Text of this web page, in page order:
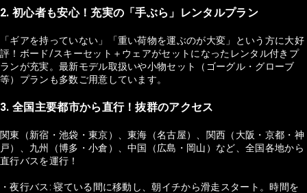
2. 初心者も安心！充実の「手ぶら」レンタルプラン
「ギアを持っていない」「重い荷物を運ぶのが大変」という方に大好
評！ボード/スキーセット＋ウェアがセットになったレンタル付きプ
ランが充実。最新モデル取扱いや小物セット（ゴーグル・グローブ
等）プランも多数ご用意しています。
3. 全国主要都市から直行！抜群のアクセス
関東（新宿・池袋・東京）、東海（名古屋）、関西（大阪・京都・神
戸）、九州（博多・小倉）、中国（広島・岡山）など、全国各地から
直行バスを運行！
・夜行バス: 寝ている間に移動し、朝イチから滑走スタート。時間を